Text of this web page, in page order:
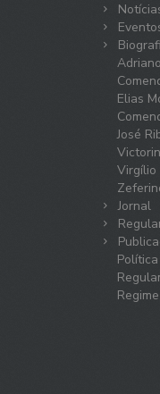
Elias
José
Virgílio
Jornal